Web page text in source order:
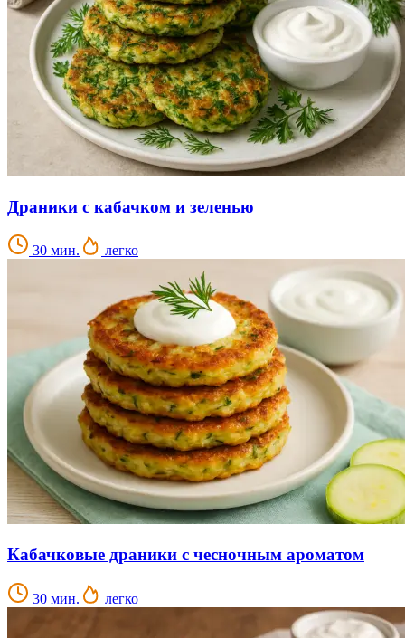
Драники с кабачком и зеленью
30 мин. легко
Кабачковые драники с чесночным ароматом
30 мин. легко